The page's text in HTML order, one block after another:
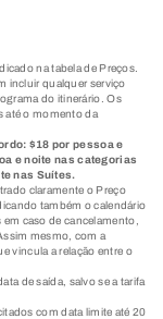
na tabela de Preços.
incluir qualquer serviço
do itinerário. Os
até o momento da
$18 por pessoa e
e noite nas categorias
nas Suítes.
claramente o Preço
também o calendário
caso de cancelamento,
mesmo, com a
vincula a relação entre o
de saída, salvo se a tarifa
com data limite até 20